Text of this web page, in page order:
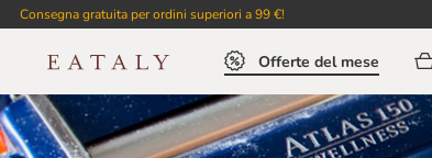
Consegna gratuita per ordini superiori a 99 €!
Offerte del mese